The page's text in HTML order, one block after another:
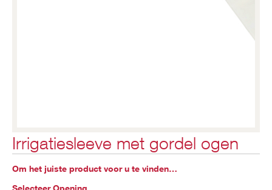
Irrigatiesleeve met gordel ogen
Om het juiste product voor u te vinden…
Selecteer Opening